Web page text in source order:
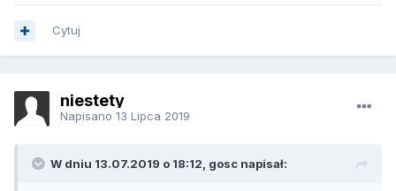
Cytuj
niestety
Napisano 13 Lipca 2019
W dniu 13.07.2019 o 18:12, gosc napisał: